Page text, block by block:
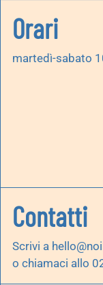
Orari
martedì-sabato
Contatti
Scrivi a
o chiamaci allo